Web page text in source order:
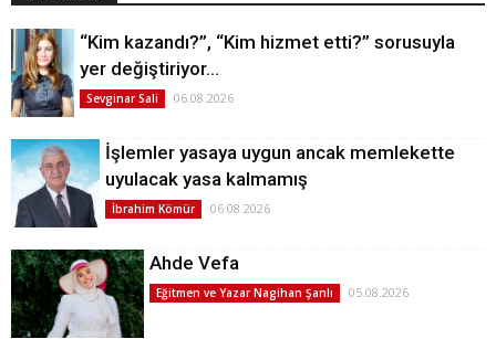
“Kim kazandı?”, “Kim hizmet etti?” sorusuyla
yer değiştiriyor…
Sevginar Sali 06.08.2026
İşlemler yasaya uygun ancak memlekette
uyulacak yasa kalmamış
İbrahim Kömür 06.08.2026
Ahde Vefa
Eğitmen ve Yazar Nagihan Şanlı 05.08.2026